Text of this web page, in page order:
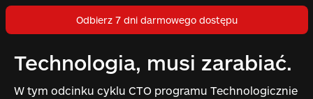
Odbierz 7 dni darmowego dostępu
Technologia, musi zarabiać.
W tym odcinku cyklu CTO programu Technologicznie